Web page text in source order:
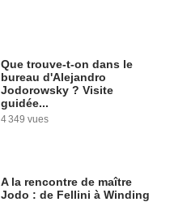
Que trouve-t-on dans le
bureau d'Alejandro
Jodorowsky ? Visite
guidée...
4 349 vues
A la rencontre de maître
Jodo : de Fellini à Winding